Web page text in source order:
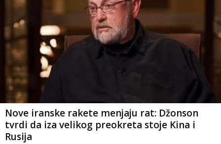
Nove iranske rakete menjaju rat: Džonson
tvrdi da iza velikog preokreta stoje Kina i
Rusija